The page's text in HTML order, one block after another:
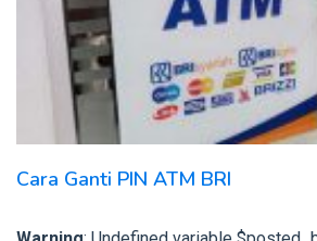
Cara Ganti PIN ATM BRI